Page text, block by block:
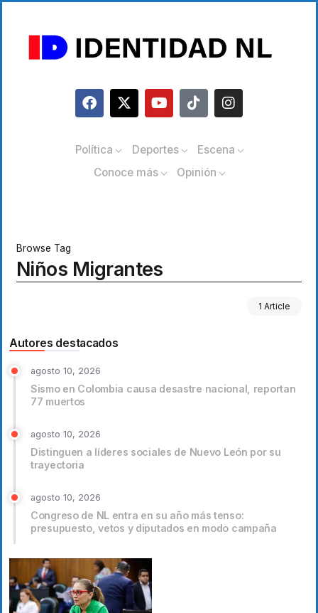
Política Deportes
Escena
Conoce más
Opinión
Browse Tag
Niños Migrantes
1 Article
Autores destacados
agosto 10, 2026
Sismo en Colombia causa desastre nacional, reportan
77 muertos
agosto 10, 2026
Distinguen a líderes sociales de Nuevo León por su
trayectoria
agosto 10, 2026
Congreso de NL entra en su año más tenso:
presupuesto, vetos y diputados en modo campaña